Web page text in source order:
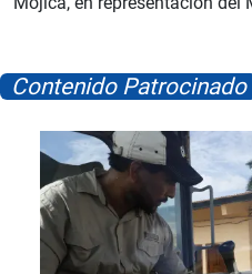
Contenido Patrocinado